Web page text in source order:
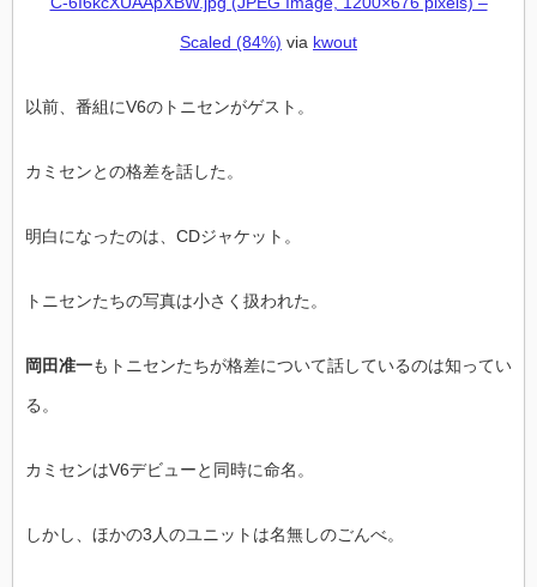
Scaled (84%) via kwout
以前、番組にV6のトニセンがゲスト。
カミセンとの格差を話した。
明白になったのは、CDジャケット。
トニセンたちの写真は小さく扱われた。
岡田准一もトニセンたちが格差について話しているのは知ってい
る。
カミセンはV6デビューと同時に命名。
しかし、ほかの3人のユニットは名無しのごんべ。